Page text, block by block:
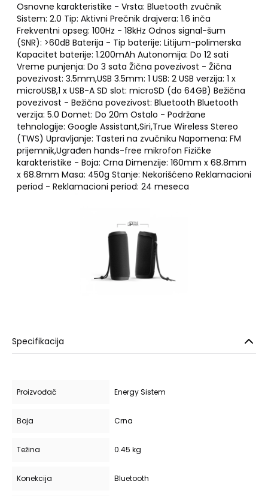
Osnovne karakteristike - Vrsta: Bluetooth zvučnik
Sistem: 2.0 Tip: Aktivni Prečnik drajvera: 1.6 inča
Frekventni opseg: 100Hz - 18kHz Odnos signal-šum
(SNR): >60dB Baterija - Tip baterije: Litijum-polimerska
Kapacitet baterije: 1.200mAh Autonomija: Do 12 sati
Vreme punjenja: Do 3 sata Žična povezivost - Žična
povezivost: 3.5mm,USB 3.5mm: 1 USB: 2 USB verzija: 1 x
microUSB,1 x USB-A SD slot: microSD (do 64GB) Bežična
povezivost - Bežična povezivost: Bluetooth Bluetooth
verzija: 5.0 Domet: Do 20m Ostalo - Podržane
tehnologije: Google Assistant,Siri,True Wireless Stereo
(TWS) Upravljanje: Tasteri na zvučniku Napomena: FM
prijemnik,Ugrađen hands-free mikrofon Fizičke
karakteristike - Boja: Crna Dimenzije: 160mm x 68.8mm
x 68.8mm Masa: 450g Stanje: Nekorišćeno Reklamacioni
period - Reklamacioni period: 24 meseca
Specifikacija
Proizvođač Energy Sistem
Boja Crna
Težina 0.45 kg
Konekcija Bluetooth